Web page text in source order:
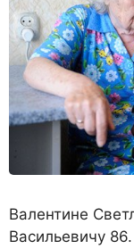
Валентине
Васильевичу